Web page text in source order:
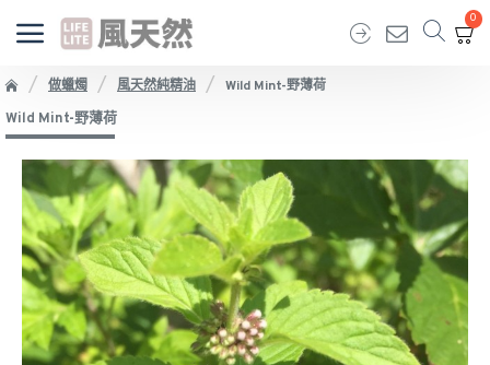
0
做蠟燭 風天然純精油
Wild Mint-野薄荷
Wild Mint-野薄荷